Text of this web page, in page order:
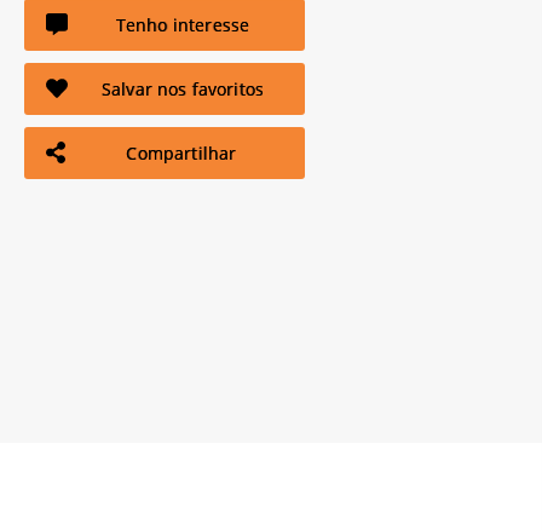
Tenho interesse
Salvar nos favoritos
Compartilhar